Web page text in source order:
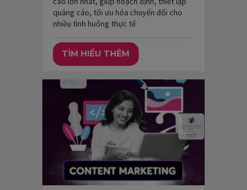
quảng cáo, tối ưu hóa chuyển đổi cho
nhiều tình huống thực tế
TÌM HIỂU THÊM